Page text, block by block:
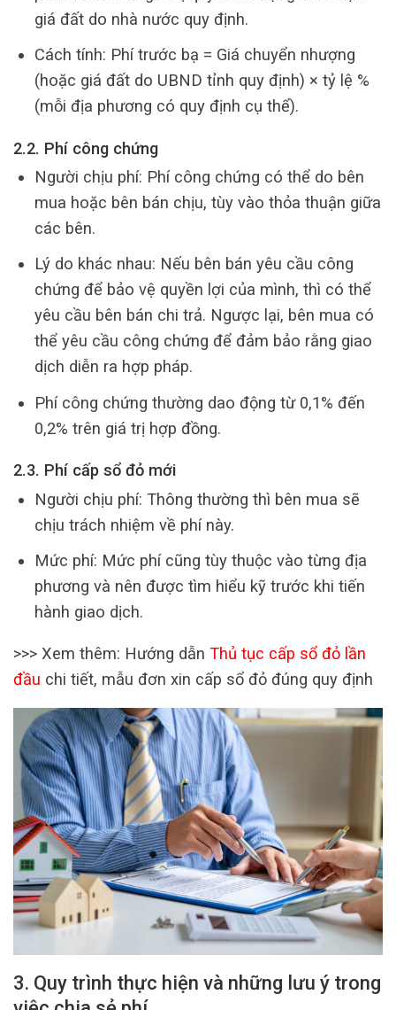
giá đất do nhà nước quy định.
Cách tính: Phí trước bạ = Giá chuyển nhượng
(hoặc giá đất do UBND tỉnh quy định) × tỷ lệ %
(mỗi địa phương có quy định cụ thể).
2.2. Phí công chứng
Người chịu phí: Phí công chứng có thể do bên
mua hoặc bên bán chịu, tùy vào thỏa thuận giữa
các bên.
Lý do khác nhau: Nếu bên bán yêu cầu công
chứng để bảo vệ quyền lợi của mình, thì có thể
yêu cầu bên bán chi trả. Ngược lại, bên mua có
thể yêu cầu công chứng để đảm bảo rằng giao
dịch diễn ra hợp pháp.
Phí công chứng thường dao động từ 0,1% đến
0,2% trên giá trị hợp đồng.
2.3. Phí cấp sổ đỏ mới
Người chịu phí: Thông thường thì bên mua sẽ
chịu trách nhiệm về phí này.
Mức phí: Mức phí cũng tùy thuộc vào từng địa
phương và nên được tìm hiểu kỹ trước khi tiến
hành giao dịch.
>>> Xem thêm: Hướng dẫn Thủ tục cấp sổ đỏ lần
đầu chi tiết, mẫu đơn xin cấp sổ đỏ đúng quy định
3. Quy trình thực hiện và những lưu ý trong